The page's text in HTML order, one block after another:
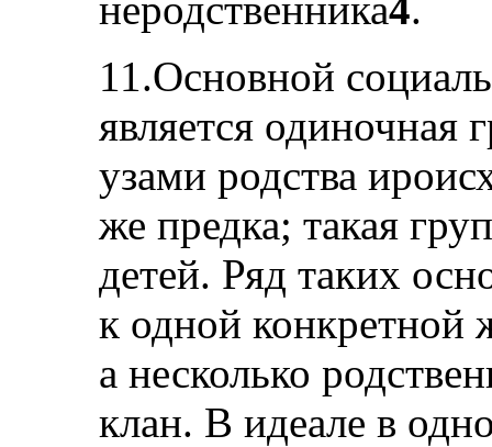
11.Основной
является одиночная
узами родства
же предка; такая
детей. Ряд таких
к одной
а несколько
клан. В идеале в